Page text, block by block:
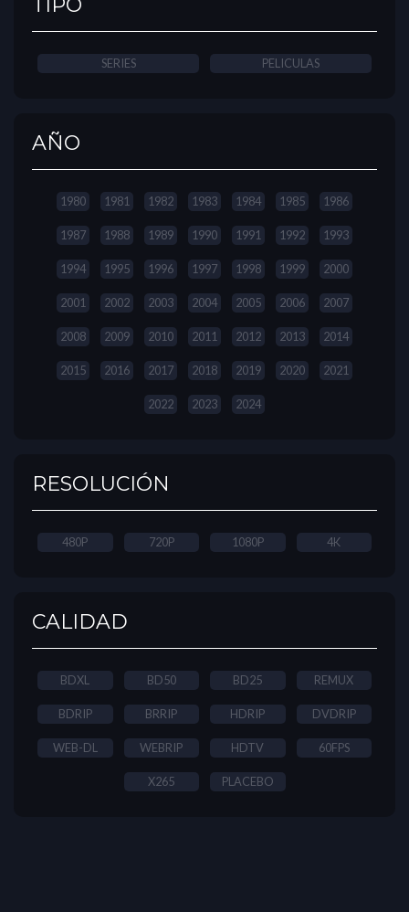
TIPO
SERIES PELICULAS
AÑO
1980 1981 1982 1983 1984 1985 1986
1987 1988 1989 1990 1991 1992 1993
1994 1995 1996 1997 1998 1999 2000
2001 2002 2003 2004 2005 2006 2007
2008 2009 2010 2011 2012 2013 2014
2015 2016 2017 2018 2019 2020 2021
2022 2023 2024
RESOLUCIÓN
480P 720P 1080P 4K
CALIDAD
BDXL BD50 BD25 REMUX
BDRIP BRRIP HDRIP DVDRIP
WEB-DL WEBRIP HDTV 60FPS
X265 PLACEBO